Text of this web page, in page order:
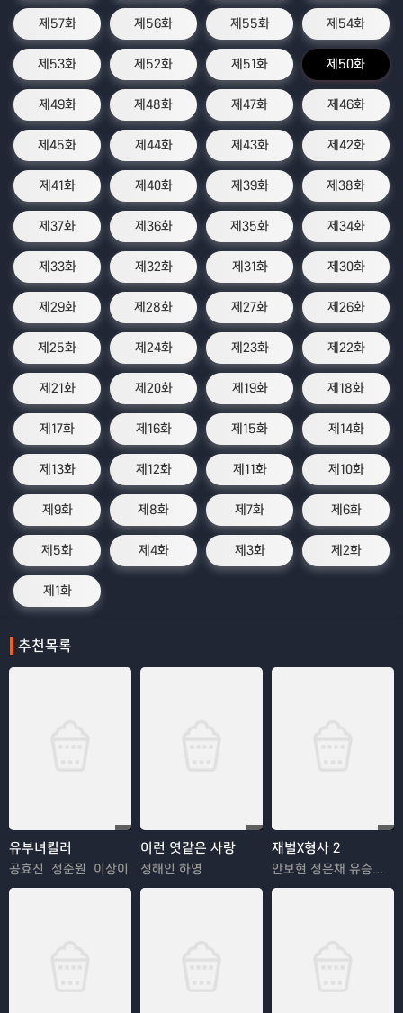
제57화 제56화 제55화 제54화
제53화 제52화 제51화 제50화
제49화 제48화 제47화 제46화
제45화 제44화 제43화 제42화
제41화 제40화 제39화 제38화
제37화 제36화 제35화 제34화
제33화 제32화 제31화 제30화
제29화 제28화 제27화 제26화
제25화 제24화 제23화 제22화
제21화 제20화 제19화 제18화
제17화 제16화 제15화 제14화
제13화 제12화 제11화 제10화
제9화 제8화 제7화 제6화
제5화 제4화 제3화 제2화
제1화
추천목록
유부녀킬러
공효진 정준원 이상이
이런 엿같은 사랑
정해인 하영
재벌X형사 2
안보현 정은채 유승호 김혜은